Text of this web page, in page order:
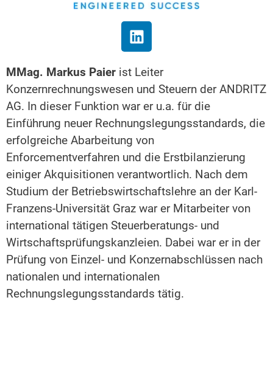
MMag. Markus Paier ist Leiter
Konzernrechnungswesen und Steuern der ANDRITZ
AG. In dieser Funktion war er u.a. für die
Einführung neuer Rechnungslegungsstandards, die
erfolgreiche Abarbeitung von
Enforcementverfahren und die Erstbilanzierung
einiger Akquisitionen verantwortlich. Nach dem
Studium der Betriebswirtschaftslehre an der Karl-
Franzens-Universität Graz war er Mitarbeiter von
international tätigen Steuerberatungs- und
Wirtschaftsprüfungskanzleien. Dabei war er in der
Prüfung von Einzel- und Konzernabschlüssen nach
nationalen und internationalen
Rechnungslegungsstandards tätig.